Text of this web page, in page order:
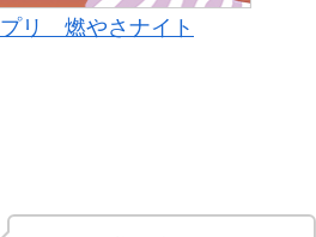
リ 燃やさナイト